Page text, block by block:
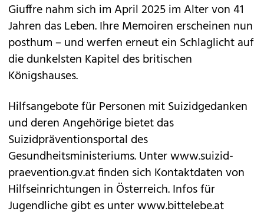
Giuffre nahm sich im April 2025 im Alter von 41
Jahren das Leben. Ihre Memoiren erscheinen nun
posthum – und werfen erneut ein Schlaglicht auf
die dunkelsten Kapitel des britischen
Königshauses.
Hilfsangebote für Personen mit Suizidgedanken
und deren Angehörige bietet das
Suizidpräventionsportal des
Gesundheitsministeriums. Unter www.suizid-
praevention.gv.at finden sich Kontaktdaten von
Hilfseinrichtungen in Österreich. Infos für
Jugendliche gibt es unter www.bittelebe.at